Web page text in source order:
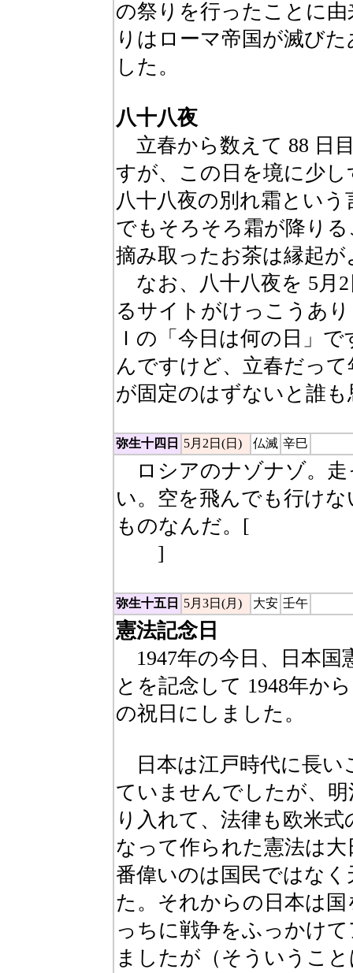
の祭りを行ったことに
りはローマ帝国が滅び
した。
八十八夜
立春から数えて 88 日
すが、この日を境に少
八十八夜の別れ霜とい
でもそろそろ霜が降り
摘み取ったお茶は縁起
なお、八十八夜を 5月
るサイトがけっこうあ
Ｉの「今日は何の日」
んですけど、立春だっ
が固定のはずないと誰
弥生十四日 5月2日(日) 仏滅 辛巳
ロシアのナゾナゾ。走
い。空を飛んでも行け
ものなんだ。[
]
弥生十五日 5月3日(月) 大安 壬午
憲法記念日
1947年の今日、日本国
とを記念して 1948年か
の祝日にしました。
日本は江戸時代に長い
ていませんでしたが、
り入れて、法律も欧米
なって作られた憲法は
番偉いのは国民ではな
た。それからの日本は
っちに戦争をふっかけ
ましたが（そういうこ